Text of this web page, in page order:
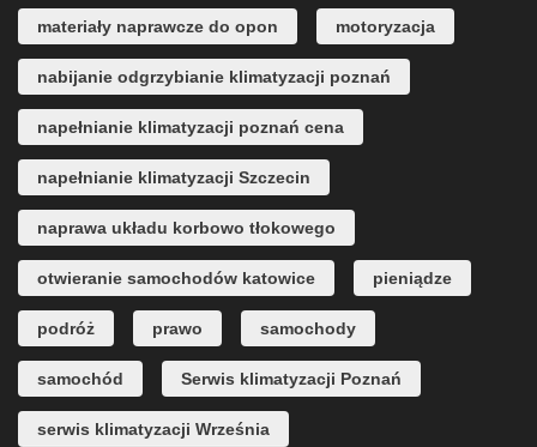
materiały naprawcze do opon motoryzacja
nabijanie odgrzybianie klimatyzacji poznań
napełnianie klimatyzacji poznań cena
napełnianie klimatyzacji Szczecin
naprawa układu korbowo tłokowego
otwieranie samochodów katowice pieniądze
podróż prawo samochody
samochód Serwis klimatyzacji Poznań
serwis klimatyzacji Września